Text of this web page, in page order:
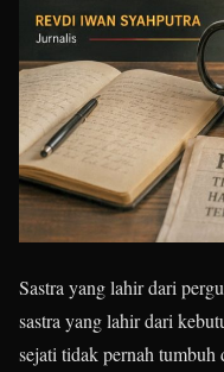
Sastra yang lahir dari
sastra yang lahir dari
sejati tidak pernah